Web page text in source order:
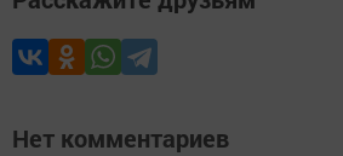
Нет комментариев